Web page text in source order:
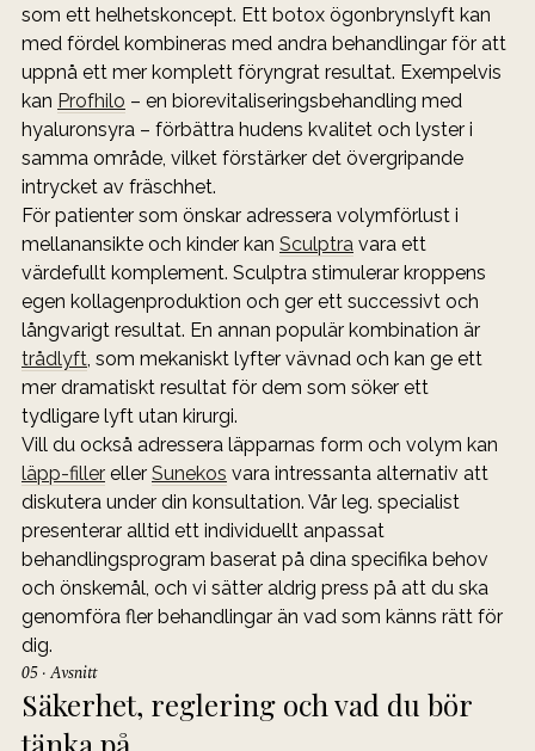
som ett helhetskoncept. Ett botox ögonbrynslyft kan
med fördel kombineras med andra behandlingar för att
uppnå ett mer komplett föryngrat resultat. Exempelvis
kan Profhilo – en biorevitaliseringsbehandling med
hyaluronsyra – förbättra hudens kvalitet och lyster i
samma område, vilket förstärker det övergripande
intrycket av fräschhet.
För patienter som önskar adressera volymförlust i
mellanansikte och kinder kan Sculptra vara ett
värdefullt komplement. Sculptra stimulerar kroppens
egen kollagenproduktion och ger ett successivt och
långvarigt resultat. En annan populär kombination är
trådlyft, som mekaniskt lyfter vävnad och kan ge ett
mer dramatiskt resultat för dem som söker ett
tydligare lyft utan kirurgi.
Vill du också adressera läpparnas form och volym kan
läpp-filler eller Sunekos vara intressanta alternativ att
diskutera under din konsultation. Vår leg. specialist
presenterar alltid ett individuellt anpassat
behandlingsprogram baserat på dina specifika behov
och önskemål, och vi sätter aldrig press på att du ska
genomföra fler behandlingar än vad som känns rätt för
dig.
05 · Avsnitt
Säkerhet, reglering och vad du bör